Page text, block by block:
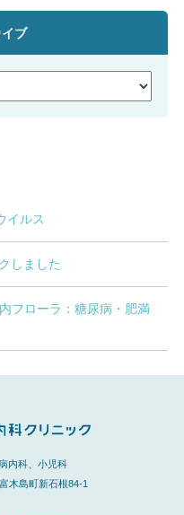
ブ
イルス
しました
フローラ：糖尿病・肥満
内科、小児科
木島町新石根84-1